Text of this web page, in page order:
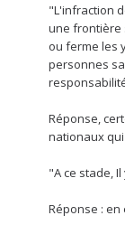
"L'infraction
une frontière
ou ferme les
personnes
Réponse,
nationaux
"A ce stade,
Réponse : en